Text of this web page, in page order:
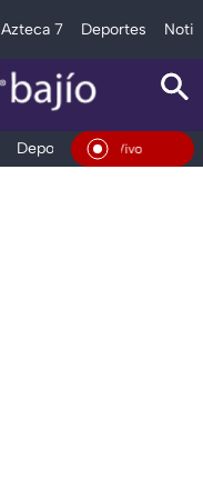
Azteca 7 Deportes
Deportes Espectáculos
En Vivo